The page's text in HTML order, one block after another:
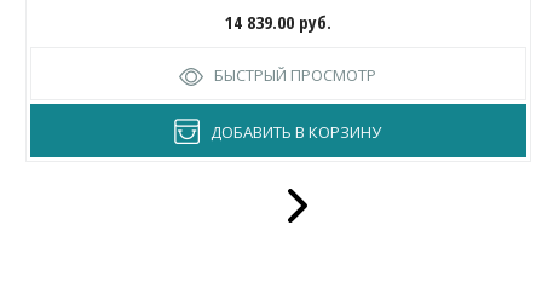
14 839.00 руб.
БЫСТРЫЙ ПРОСМОТР
ДОБАВИТЬ В КОРЗИНУ